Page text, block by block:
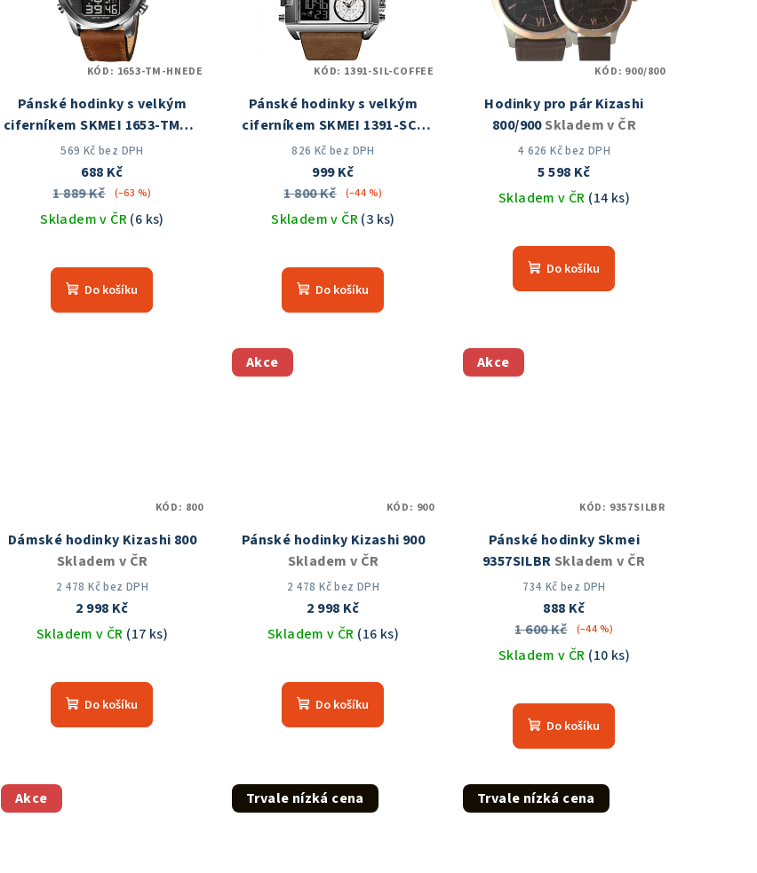
d
r Pánské hodinky s velkým
ciferníkem SKMEI 1653-TMHN
Skladem v ČR
569 Kč bez DPH
688 Kč
1 889 Kč
(–63 %)
Skladem v ČR(6 ks)
hodnocení
produktu
je
Do košíku
KÓD: 1653-TM-HNEDE
Pánské hodinky s velkým
ciferníkem SKMEI 1391-SCF
Skladem v ČR
826 Kč bez DPH
999 Kč
1 800 Kč
(–44 %)
Skladem v ČR(3 ks)
hodnocení
produktu
je
Do košíku
KÓD: 1391-SIL-COFFEE
Hodinky pro pár Kizashi
800/900Skladem v ČR
4 626 Kč bez DPH
5 598 Kč
Skladem v ČR (14 ks)
hodnocení
produktu
je
Do košíku
KÓD: 900/800
Dámské hodinky Kizashi 800
Skladem v ČR
2 478 Kč bez DPH
2 998 Kč
Skladem v ČR (17 ks)
hodnocení
produktu
je
Do košíku
KÓD: 800
Akce
Pánské hodinky Kizashi 900
Skladem v ČR
2 478 Kč bez DPH
2 998 Kč
Skladem v ČR (16 ks)
hodnocení
produktu
je
5
hvězdiček.
Do košíku
KÓD: 900
Akce
Pánské hodinky Skmei
9357SILBR Skladem v ČR
734 Kč bez DPH
888 Kč
1 600 Kč
(–44 %)
Skladem v ČR (10 ks)
hodnocení
produktu
je
z
5
Do košíku
KÓD: 9357SILBR
Akce Trvale nízká cena Trvale nízká cena